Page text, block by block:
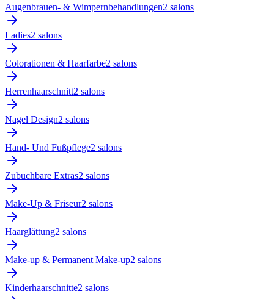
Augenbrauen- & Wimpernbehandlungen2 salons
Ladies2 salons
Colorationen & Haarfarbe2 salons
Herrenhaarschnitt2 salons
Nagel Design2 salons
Hand- Und Fußpflege2 salons
Zubuchbare Extras2 salons
Make-Up & Friseur2 salons
Haarglättung2 salons
Make-up & Permanent Make-up2 salons
Kinderhaarschnitte2 salons